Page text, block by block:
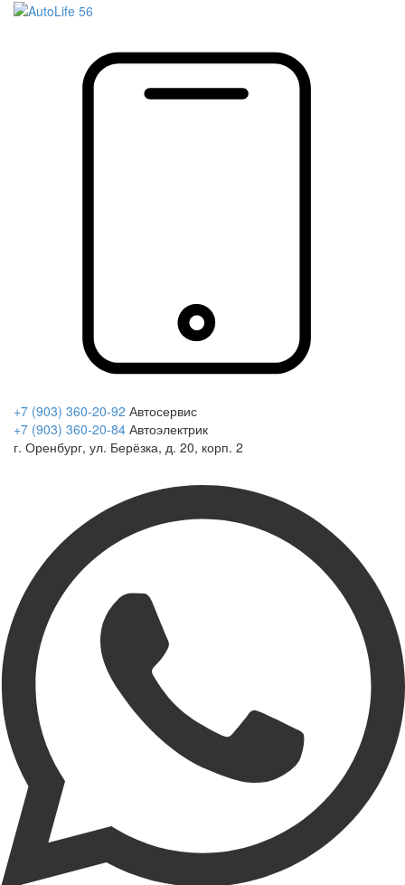
+7 (903) 360-20-92 Автосервис
+7 (903) 360-20-84 Автоэлектрик
г. Оренбург, ул. Берёзка, д. 20, корп. 2